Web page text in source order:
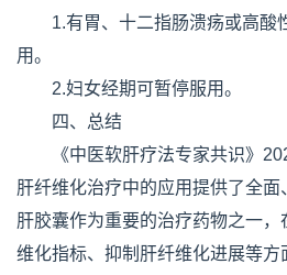
1.有胃、十二指肠溃疡或高酸
用。
2.妇女经期可暂停服用。
四、总结
《中医软肝疗法专家共识》
肝纤维化治疗中的应用提供了全
肝胶囊作为重要的治疗药物之一
维化指标、抑制肝纤维化进展等方